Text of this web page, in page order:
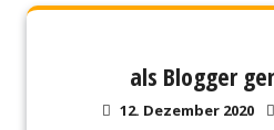
als Blogger
12. Dezember 2020